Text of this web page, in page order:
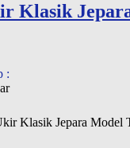
Klasik
:
Klasik Jepara Model